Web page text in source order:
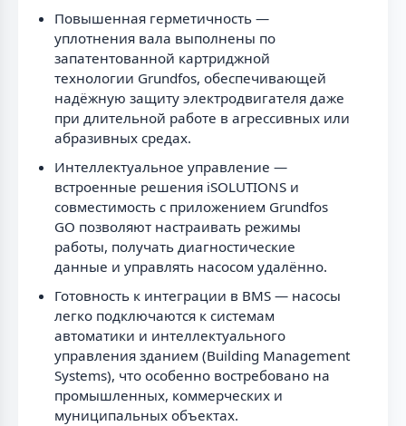
Повышенная герметичность —
уплотнения вала выполнены по
запатентованной картриджной
технологии Grundfos, обеспечивающей
надёжную защиту электродвигателя даже
при длительной работе в агрессивных или
абразивных средах.
Интеллектуальное управление —
встроенные решения iSOLUTIONS и
совместимость с приложением Grundfos
GO позволяют настраивать режимы
работы, получать диагностические
данные и управлять насосом удалённо.
Готовность к интеграции в BMS — насосы
легко подключаются к системам
автоматики и интеллектуального
управления зданием (Building Management
Systems), что особенно востребовано на
промышленных, коммерческих и
муниципальных объектах.